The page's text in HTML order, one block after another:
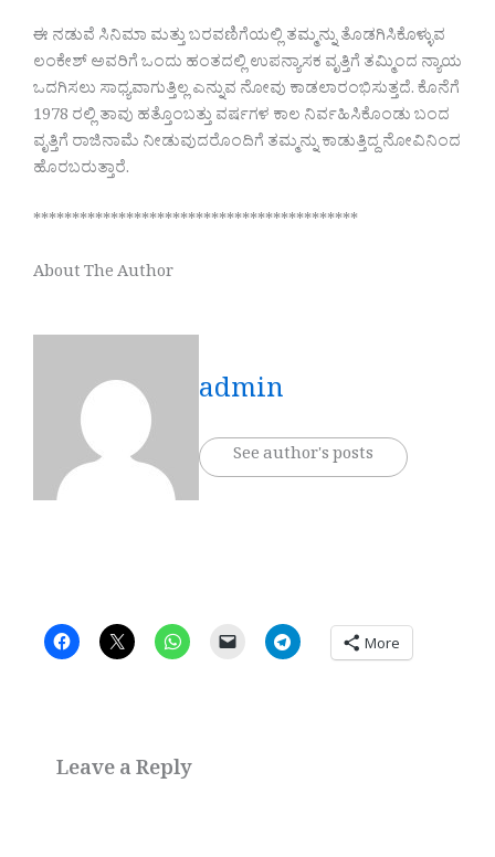
ಈ ನಡುವೆ ಸಿನಿಮಾ ಮತ್ತು ಬರವಣಿಗೆಯಲ್ಲಿ ತಮ್ಮನ್ನು ತೊಡಗಿಸಿಕೊಳ್ಳುವ
ಲಂಕೇಶ್ ಅವರಿಗೆ ಒಂದು ಹಂತದಲ್ಲಿ ಉಪನ್ಯಾಸಕ ವೃತ್ತಿಗೆ ತಮ್ಮಿಂದ ನ್ಯಾಯ
ಒದಗಿಸಲು ಸಾಧ್ಯವಾಗುತ್ತಿಲ್ಲ ಎನ್ನುವ ನೋವು ಕಾಡಲಾರಂಭಿಸುತ್ತದೆ. ಕೊನೆಗೆ
1978 ರಲ್ಲಿ ತಾವು ಹತ್ತೊಂಬತ್ತು ವರ್ಷಗಳ ಕಾಲ ನಿರ್ವಹಿಸಿಕೊಂಡು ಬಂದ
ವೃತ್ತಿಗೆ ರಾಜಿನಾಮೆ ನೀಡುವುದರೊಂದಿಗೆ ತಮ್ಮನ್ನು ಕಾಡುತ್ತಿದ್ದ ನೋವಿನಿಂದ
ಹೊರಬರುತ್ತಾರೆ.
******************************************
About The Author
admin
See author's posts
More
Leave a Reply